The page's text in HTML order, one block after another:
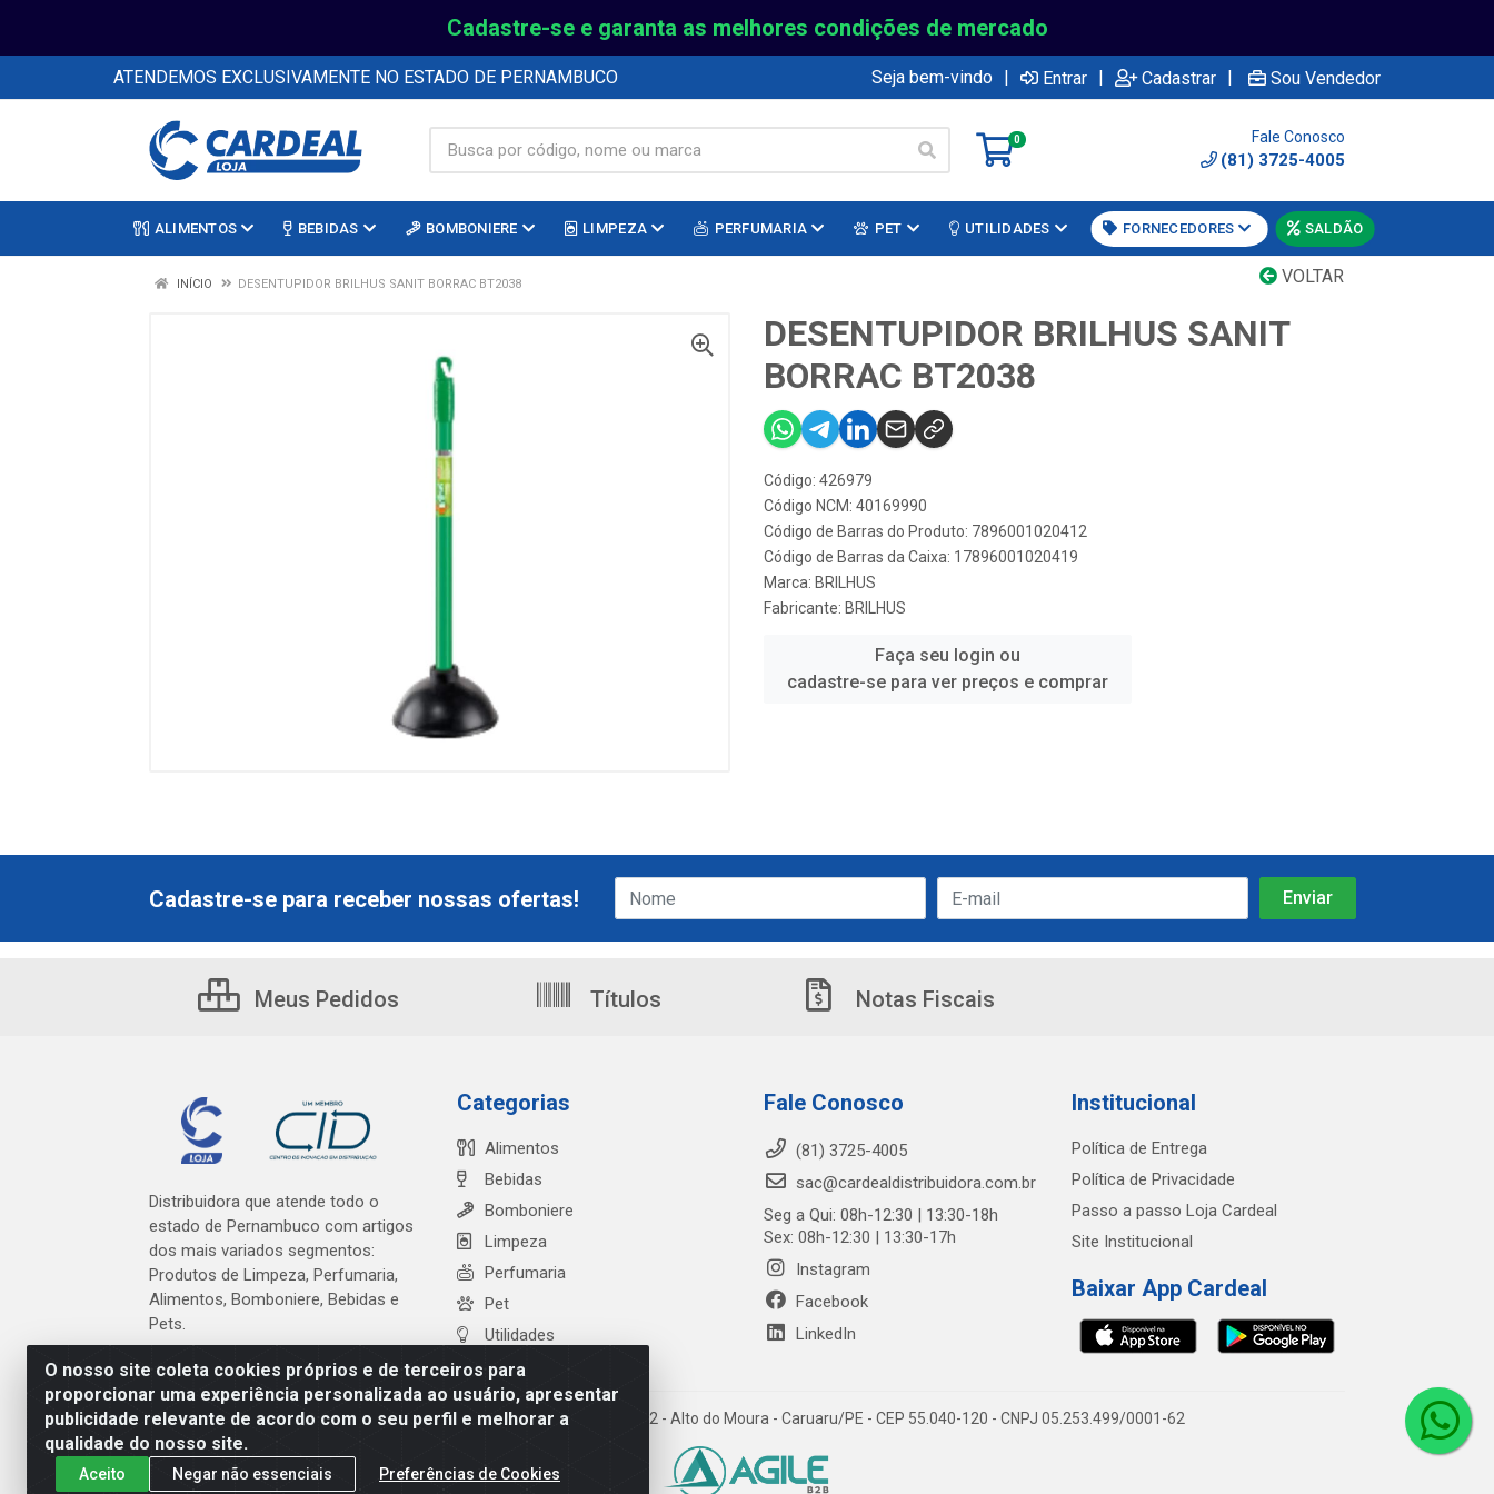
Cadastre-se e garanta as melhores condições de mercado
ATENDEMOS EXCLUSIVAMENTE NO ESTADO DE PERNAMBUCO Seja bem-vindo | Entrar | Cadastrar | Sou Vendedor
0 Fale Conosco
(81) 3725-4005
ALIMENTOS BEBIDAS BOMBONIERE LIMPEZA PERFUMARIA PET UTILIDADES FORNECEDORES SALDÃO
VOLTAR
INÍCIO DESENTUPIDOR BRILHUS SANIT BORRAC BT2038
DESENTUPIDOR BRILHUS SANIT
BORRAC BT2038
Código: 426979
Código NCM: 40169990
Código de Barras do Produto: 7896001020412
Código de Barras da Caixa: 17896001020419
Marca: BRILHUS
Fabricante: BRILHUS
Faça seu login ou
cadastre-se para ver preços e comprar
O nosso site coleta cookies próprios e de terceiros para
proporcionar uma experiência personalizada ao usuário, apresentar
publicidade relevante de acordo com o seu perfil e melhorar a
qualidade do nosso site.
Aceito Negar não essenciais Preferências de Cookies
Cadastre-se para receber nossas ofertas!
Meus Pedidos Títulos Notas Fiscais
Distribuidora que atende todo o
estado de Pernambuco com artigos
dos mais variados segmentos:
Produtos de Limpeza, Perfumaria,
Alimentos, Bomboniere, Bebidas e
Pets.
Categorias
Alimentos
Bebidas
Bomboniere
Limpeza
Perfumaria
Pet
Utilidades
Fale Conosco
(81) 3725-4005
sac@cardealdistribuidora.com.br
Seg a Qui: 08h-12:30 | 13:30-18h
Sex: 08h-12:30 | 13:30-17h
Instagram
Facebook
LinkedIn
Institucional
Política de Entrega
Política de Privacidade
Passo a passo Loja Cardeal
Site Institucional
Baixar App Cardeal
Cardeal Distribuidora - Estrada Alto do Moura, 582 - Alto do Moura - Caruaru/PE - CEP 55.040-120 - CNPJ 05.253.499/0001-62